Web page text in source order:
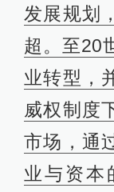
发展规划
超。至20
业转型，
威权制度
市场，通
业与资本